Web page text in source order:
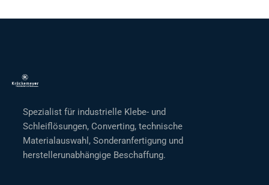
Spezialist für industrielle Klebe- und
Schleiflösungen, Converting, technische
Materialauswahl, Sonderanfertigung und
herstellerunabhängige Beschaffung.